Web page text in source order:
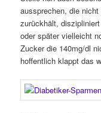
aussprechen, die
zurückhält,
oder später vielleicht
Zucker die 140mg/dl
hoffentlich klappt das